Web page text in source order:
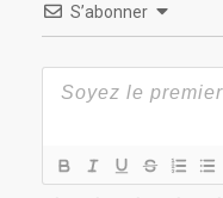
S’abonner